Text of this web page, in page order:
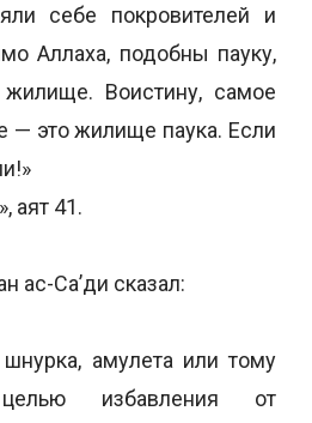
себе покровителей и
Аллаха, подобны пауку,
Воистину, самое
— это жилище паука. Если
аят 41.
ас-Са’ди сказал:
амулета или тому
избавления от